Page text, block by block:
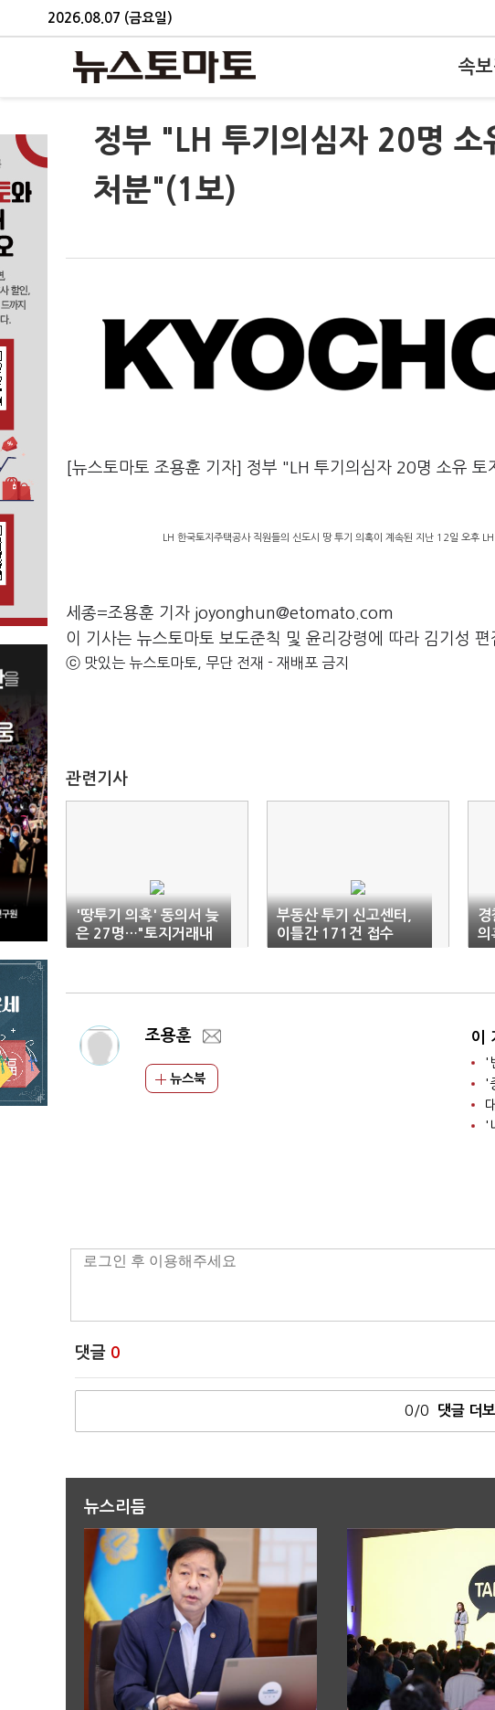
2026.08.07 (금요일)
속보
정부 "LH 투기의심자 20명 소
처분"(1보)
[뉴스토마토 조용훈 기자] 정부 "LH 투기의심자 20명 소유 토
LH 한국토지주택공사 직원들의 신도시 땅 투기 의혹이 계속된 지난 12일 오후
세종=조용훈 기자 joyonghun@etomato.com
이 기사는 뉴스토마토 보도준칙 및 윤리강령에 따라 김기성 편
ⓒ 맛있는 뉴스토마토, 무단 전재 - 재배포 금지
관련기사
'땅투기 의혹' 동의서 늦
은 27명…"토지거래내
역 확인되지 않아"
부동산 투기 신고센터,
이틀간 171건 접수
경
의
조용훈
뉴스북
이
'
'
'
댓글 0
0/0 댓글 더보
뉴스리듬